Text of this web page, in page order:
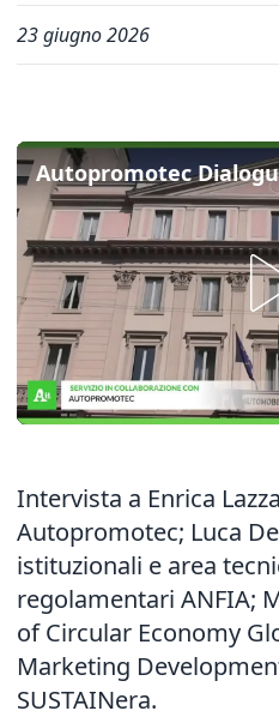
23 giugno 2026
Intervista a Enrica
Autopromotec; Luca
istituzionali e area
regolamentari ANFIA;
of Circular Economy
Marketing
SUSTAINera.